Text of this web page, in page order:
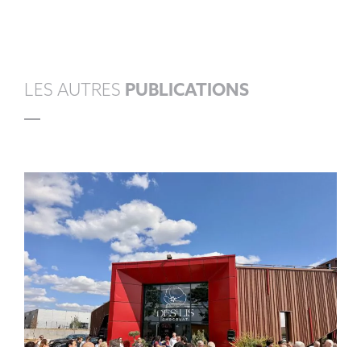
LES AUTRES PUBLICATIONS